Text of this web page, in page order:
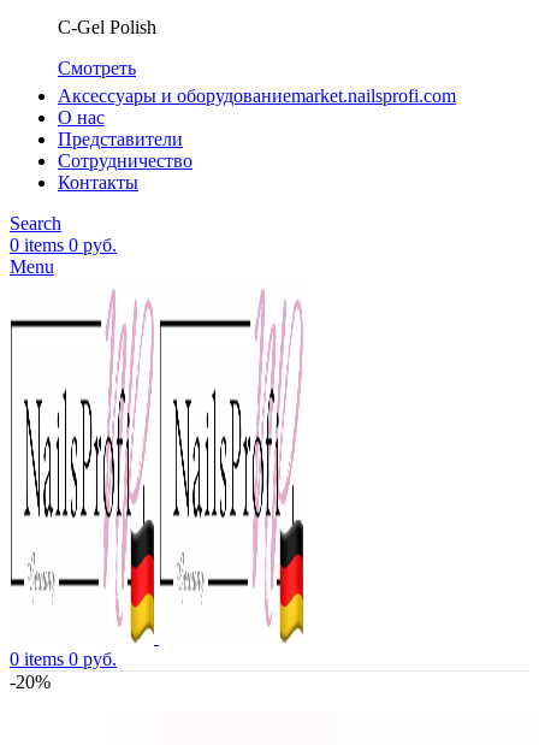
C-Gel Polish
Смотреть
Аксессуары и оборудованиеmarket.nailsprofi.com
О нас
Представители
Сотрудничество
Контакты
Search
0 items 0 руб.
Menu
0 items 0 руб.
-20%